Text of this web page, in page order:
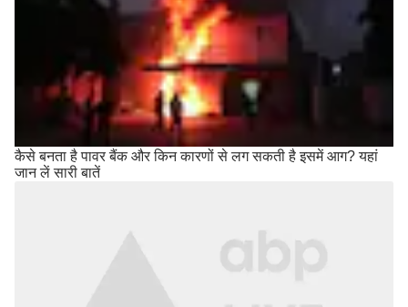
कैसे बनता है पावर बैंक और किन कारणों से लग सकती है इसमें आग? यहां
जान लें सारी बातें